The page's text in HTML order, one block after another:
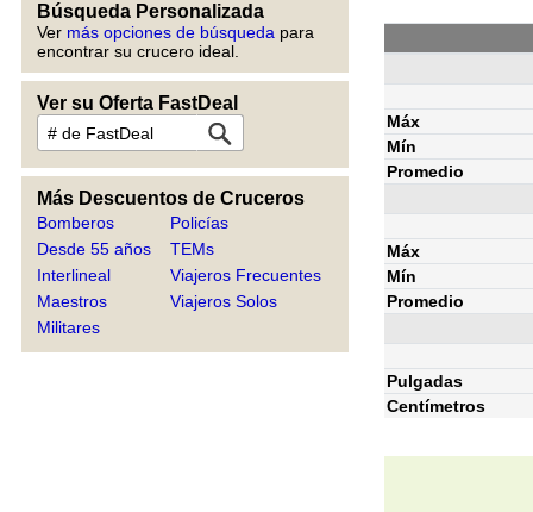
Búsqueda Personalizada
Ver más opciones de búsqueda para
encontrar su crucero ideal.
Ver su Oferta FastDeal
Más Descuentos de Cruceros
Bomberos
Desde 55 años
Interlineal
Maestros
Militares
Policías
TEMs
Viajeros Frecuentes
Viajeros Solos
Máx
Mín
Promedio
Máx
Mín
Promedio
Pulgadas
Centímetros